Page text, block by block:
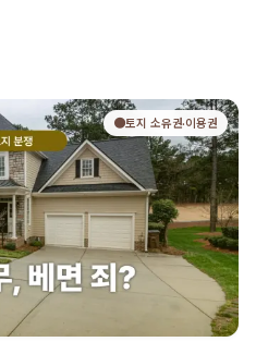
🟤토지 소유권·이용권